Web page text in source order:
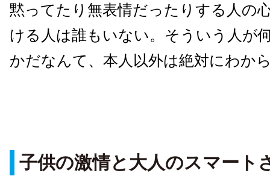
黙ってたり無表情だったりする人の
ける人は誰もいない。そういう人が
かだなんて、本人以外は絶対にわか
子供の激情と大人のスマート